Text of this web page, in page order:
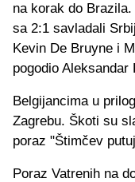
na korak do
sa 2:1 savladali
Kevin De Bruyne i
pogodio Aleksandar
Belgijancima u
Zagrebu. Škoti su
poraz "Štimčev
Poraz Vatrenih na